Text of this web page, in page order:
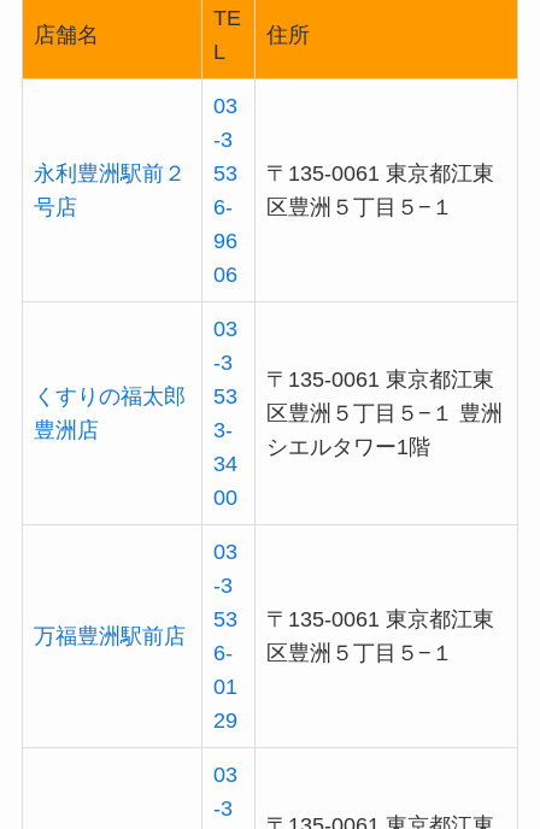
店舗名
TE
L
住所
永利豊洲駅前２
号店
03
-3
53
6-
96
06
〒135-0061 東京都江東
区豊洲５丁目５−１
くすりの福太郎
豊洲店
03
-3
53
3-
34
00
〒135-0061 東京都江東
区豊洲５丁目５−１ 豊洲
シエルタワー1階
万福豊洲駅前店
03
-3
53
6-
01
29
〒135-0061 東京都江東
区豊洲５丁目５−１
03
-3